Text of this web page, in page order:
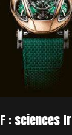
: sciences